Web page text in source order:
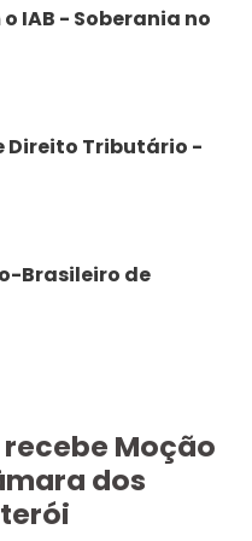
IAB - Soberania no
Direito Tributário -
Brasileiro de
recebe Moção
dos